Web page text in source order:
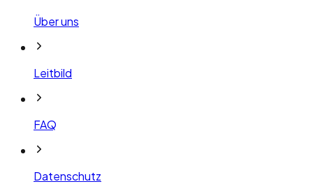
Über uns
Leitbild
FAQ
Datenschutz